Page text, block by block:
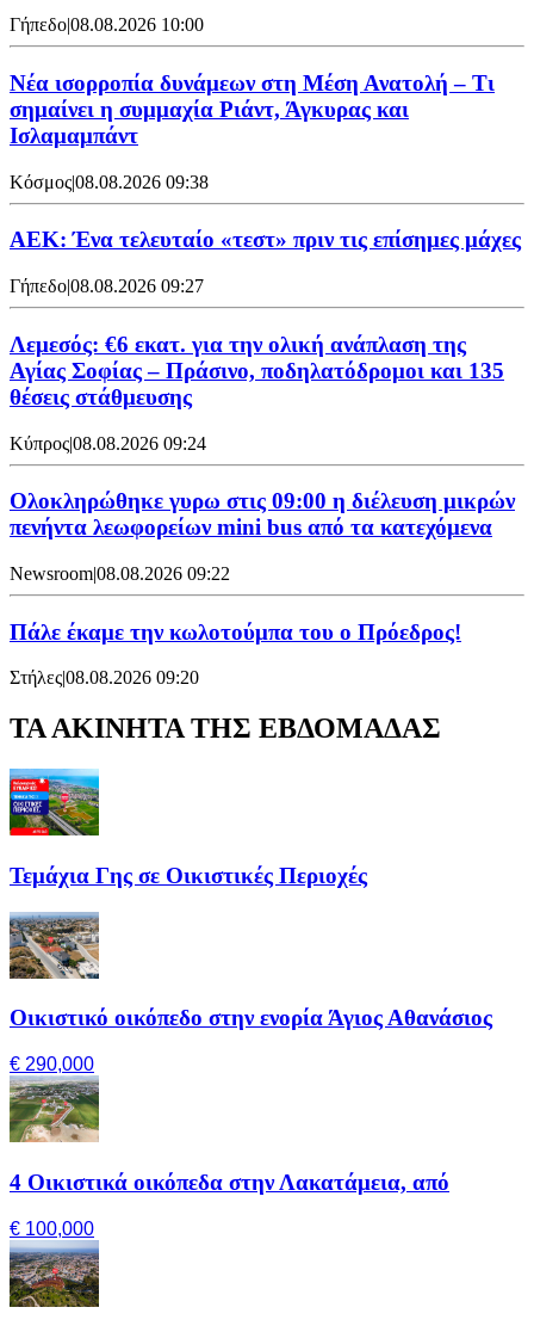
Γήπεδο|08.08.2026 10:00
Νέα ισορροπία δυνάμεων στη Μέση Ανατολή – Τι
σημαίνει η συμμαχία Ριάντ, Άγκυρας και
Ισλαμαμπάντ
Κόσμος|08.08.2026 09:38
ΑΕΚ: Ένα τελευταίο «τεστ» πριν τις επίσημες μάχες
Γήπεδο|08.08.2026 09:27
Λεμεσός: €6 εκατ. για την ολική ανάπλαση της
Αγίας Σοφίας – Πράσινο, ποδηλατόδρομοι και 135
θέσεις στάθμευσης
Κύπρος|08.08.2026 09:24
Ολοκληρώθηκε γυρω στις 09:00 η διέλευση μικρών
πενήντα λεωφορείων mini bus από τα κατεχόμενα
Newsroom|08.08.2026 09:22
Πάλε έκαμε την κωλοτούμπα του ο Πρόεδρος!
Στήλες08.08.2026 09:20
ΤΑ ΑΚΙΝΗΤΑ ΤΗΣ ΕΒΔΟΜΑΔΑΣ
Τεμάχια Γης σε Οικιστικές Περιοχές
Οικιστικό οικόπεδο στην ενορία Άγιος Αθανάσιος
€ 290,000
4 Οικιστικά οικόπεδα στην Λακατάμεια, από
€ 100,000